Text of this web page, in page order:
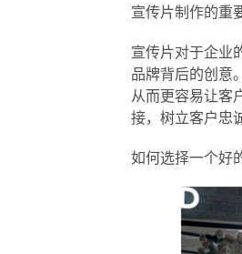
宣传片制作的重
宣传片对于企业
品牌背后的创意
从而更容易让客
接，树立客户忠
如何选择一个好